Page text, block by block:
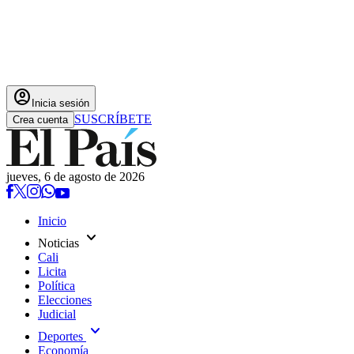
account_circle Inicia sesión
Crea cuenta SUSCRÍBETE
jueves, 6 de agosto de 2026
Inicio
Noticias expand_more
Cali
Licita
Política
Elecciones
Judicial
Deportes expand_more
Economía